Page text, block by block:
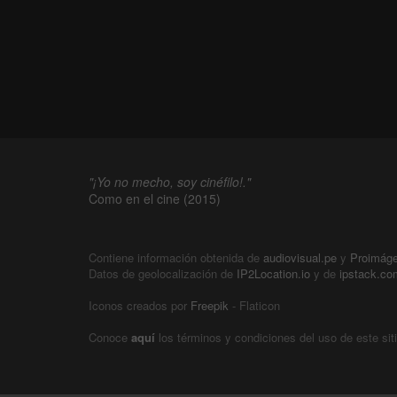
"¡Yo no mecho, soy cinéfilo!."
Como en el cine (2015)
Contiene información obtenida de audiovisual.pe y
Datos de geolocalización de IP2Location.io y de
Iconos creados por Freepik - Flaticon
Conoce aquí los términos y condiciones del uso de este